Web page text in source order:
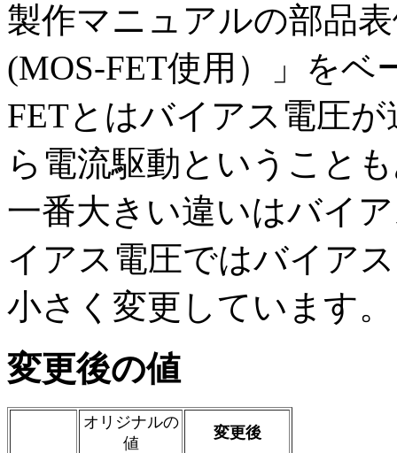
製作マニュアルの部品
(MOS-FET使用）」を
FETとはバイアス電圧
ら電流駆動ということ
一番大きい違いはバイ
イアス電圧ではバイア
小さく変更しています。
変更後の値
オリジナルの
値
変更後